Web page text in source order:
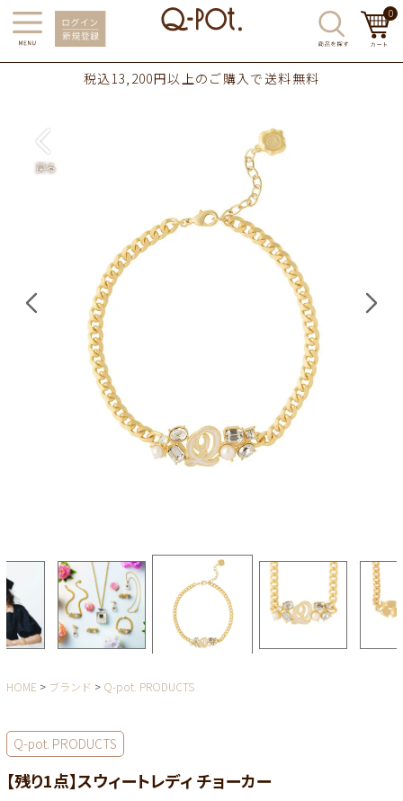
0
税込13,200円以上のご購入で送料無料
HOME ブランド Q-pot. PRODUCTS
Q-pot. PRODUCTS
【残り1点】スウィートレディ チョーカー